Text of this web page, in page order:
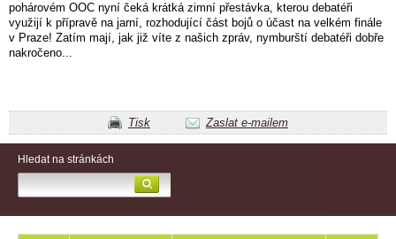
pohárovém OOC nyní čeká krátká zimní přestávka, kterou debatéři
využijí k přípravě na jarní, rozhodující část bojů o účast na velkém finále
v Praze! Zatím mají, jak již víte z našich zpráv, nymburští debatéři dobře
nakročeno...
Tisk Zaslat e-mailem
Hledat na stránkách